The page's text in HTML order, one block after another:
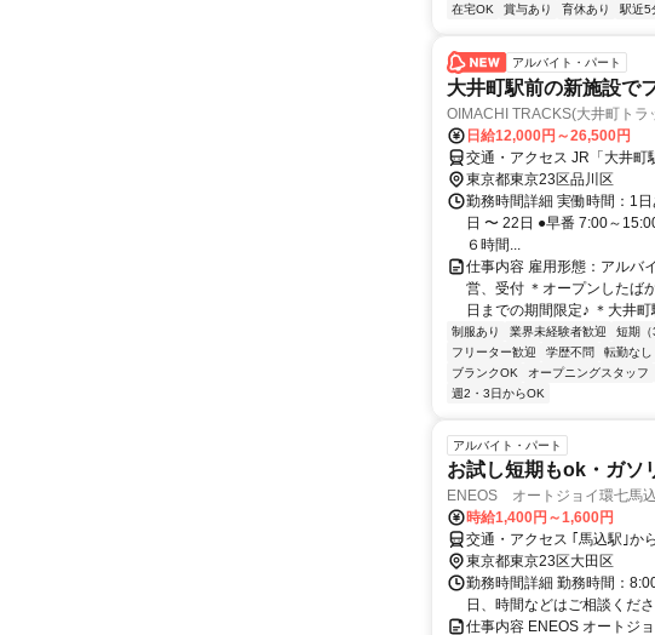
在宅OK
賞与あり 育休あり 駅近5
アルバイト・パート
大井町駅前の新施設で
OIMACHI TRACKS(大井町トラ
日給12,000円～26,500円
交通・アクセス JR「大井町
東京都東京23区品川区
勤務時間詳細 実働時間：1
日 〜 22日 ●早番 7:00～
６時間...
仕事内容 雇用形態：アルバ
営、受付 ＊オープンしたば
日までの期間限定♪ ＊大井町
制服あり 業界未経験者歓迎 短期（
フリーター歓迎
学歴不問 転勤なし
ブランクOK
オープニングスタッフ
週2・3日からOK
アルバイト・パート
お試し短期もok・ガソ
ENEOS オートジョイ環七馬込
時給1,400円～1,600円
交通・アクセス ｢馬込駅｣か
東京都東京23区大田区
勤務時間詳細 勤務時間：
日、時間などはご相談くだ
仕事内容 ENEOS オートジ